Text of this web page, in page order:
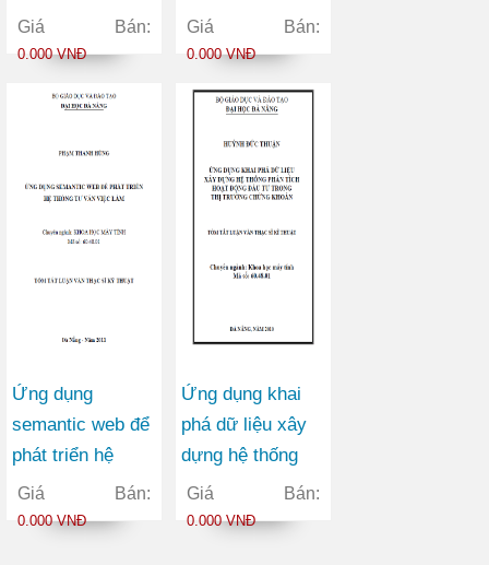
thông tin về chủ
tịch Hồ Chí Minh
Giá Bán:
0.000 VNĐ
học ngôn ngữ lập
trình tại trường
Giá Bán:
0.000 VNĐ
Ứng dụng
semantic web để
phát triển hệ
thống tư vấn việc
làm
Giá Bán:
0.000 VNĐ
Ứng dụng khai
phá dữ liệu xây
dựng hệ thống
phân tích hoạt
động đầu tư trong
Giá Bán:
0.000 VNĐ